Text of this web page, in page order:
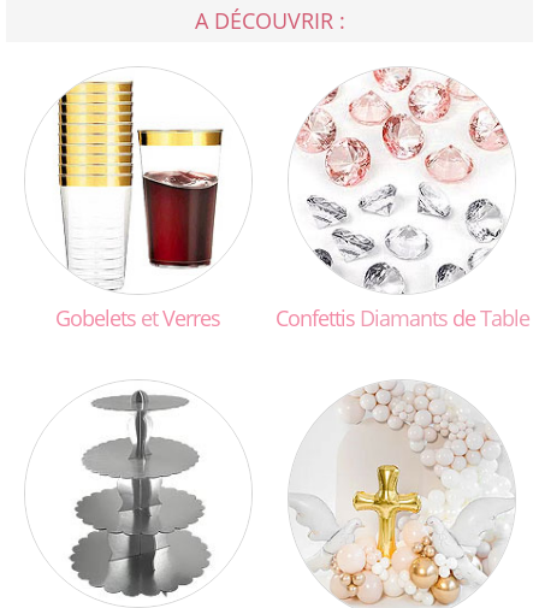
A DÉCOUVRIR :
Gobelets etVerres Confettis Diamants deTable